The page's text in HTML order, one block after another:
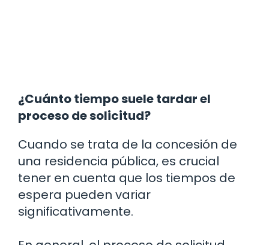
¿Cuánto tiempo suele tardar el
proceso de solicitud?
Cuando se trata de la concesión de
una residencia pública, es crucial
tener en cuenta que los tiempos de
espera pueden variar
significativamente.